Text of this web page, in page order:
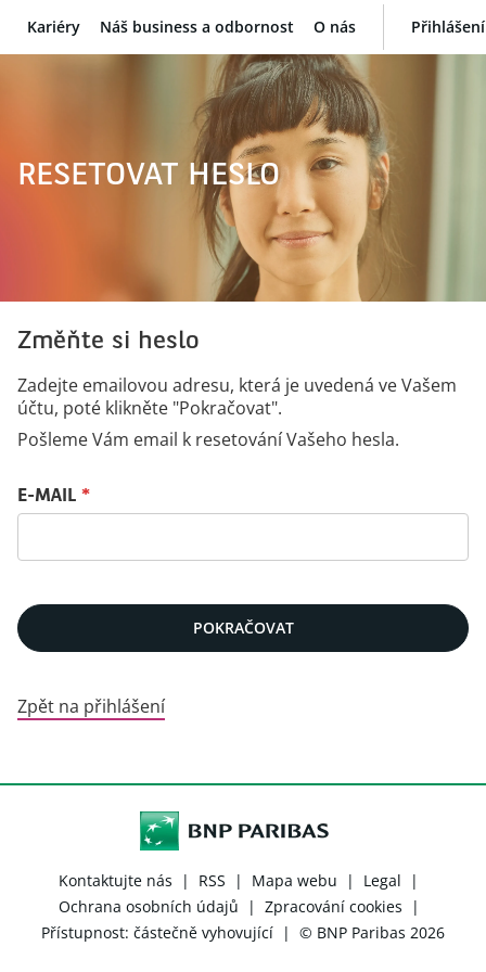
BNP Paribas
Kariéry Náš business a odbornost O nás Přihlášení
RESETOVAT HESLO
Změňte si heslo
Zadejte emailovou adresu, která je uvedená ve Vašem
účtu, poté klikněte "Pokračovat".
Pošleme Vám email k resetování Vašeho hesla.
Resetujte heslo pomocí Vašeho e-mailu
E-MAIL *
POKRAČOVAT
Zpět na přihlášení
Kontaktujte nás | RSS | Mapa webu | Legal
|
Ochrana osobních údajů
| Zpracování cookies
|
Přístupnost: částečně vyhovující | © BNP Paribas 2026